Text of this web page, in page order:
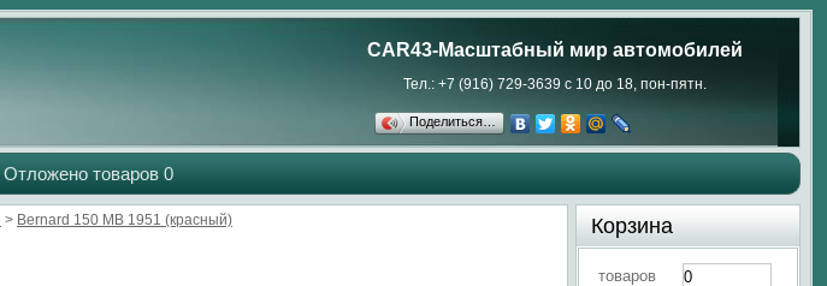
CAR43-Масштабный мир автомобилей
Тел.: +7 (916) 729-3639 с 10 до 18, пон-пятн.
Поделиться…
Отложено товаров 0
> Bernard 150 MB 1951 (красный)
Корзина
товаров